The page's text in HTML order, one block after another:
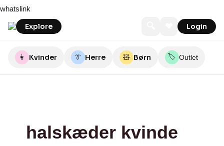
to
content
whatslink
Explore Login
👩 Kvinder 👔 Herre 🧸 Børn 🏷️ Outlet
halskæder kvinde
Loftet
MAGNOLIA
AVA
Jewellery
by
Grundled
Ringkøbing